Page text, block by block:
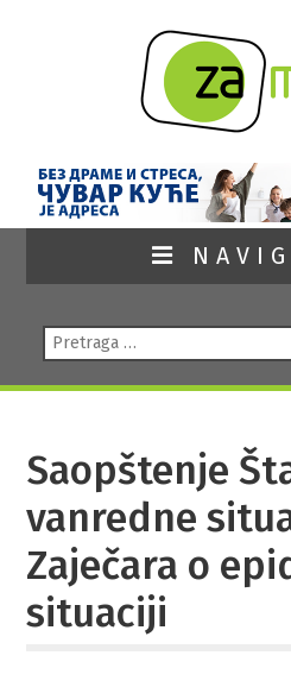
Pretraga:
Saopštenje
vanredne
Zaječara o
situaciji